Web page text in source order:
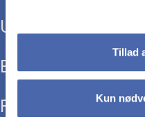
Tillad
Kun
Uddannelser
Efteruddannelse
Forskning